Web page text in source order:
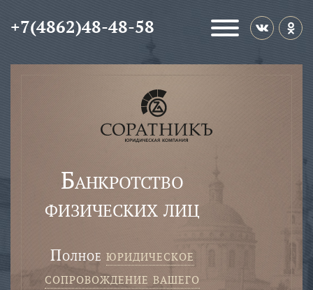
+7(4862)48-48-58
Банкротство
физических лиц
полное юридическое
сопровождение вашего